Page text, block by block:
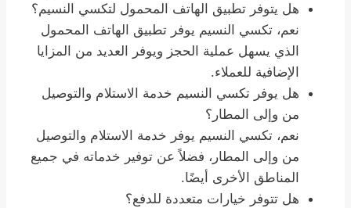
هل يتوفر تطبيق الهاتف المحمول لتكسي النسيم؟
نعم، تكسي النسيم يوفر تطبيق الهاتف المحمول
الذي يسهل عملية الحجز ويوفر العديد من المزايا
الإضافية للعملاء.
هل يوفر تكسي النسيم خدمة الاستلام والتوصيل
من وإلى المطار؟
نعم، تكسي النسيم يوفر خدمة الاستلام والتوصيل
من وإلى المطار، فضلاً عن توفير خدماته في جميع
المناطق الأخرى أيضًا.
هل تتوفر خيارات متعددة للدفع؟